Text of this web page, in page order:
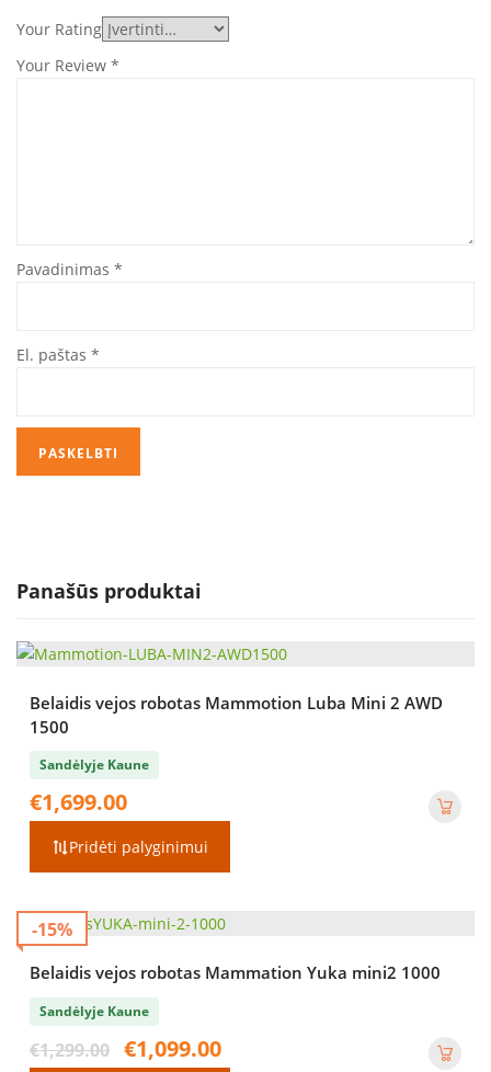
Your Rating
Your Review *
Pavadinimas *
El. paštas *
Panašūs produktai
Belaidis vejos robotas Mammotion Luba Mini 2 AWD
1500
Sandėlyje Kaune
€1,699.00
Pridėti palyginimui
-15%
Belaidis vejos robotas Mammation Yuka mini2 1000
Sandėlyje Kaune
€1,299.00
Original
price
€1,099.00